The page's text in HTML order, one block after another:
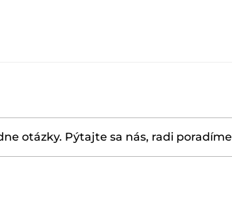
otázky. Pýtajte sa nás, radi poradíme